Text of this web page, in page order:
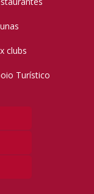
clubs
Turístico